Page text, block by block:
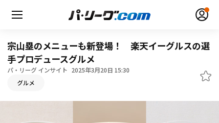
無料アカウント登録
宗山塁のメニューも新登場！ 楽天イーグルスの選
手プロデュースグルメ
パ・リーグ インサイト 2025年3月20日 15:30
グルメ